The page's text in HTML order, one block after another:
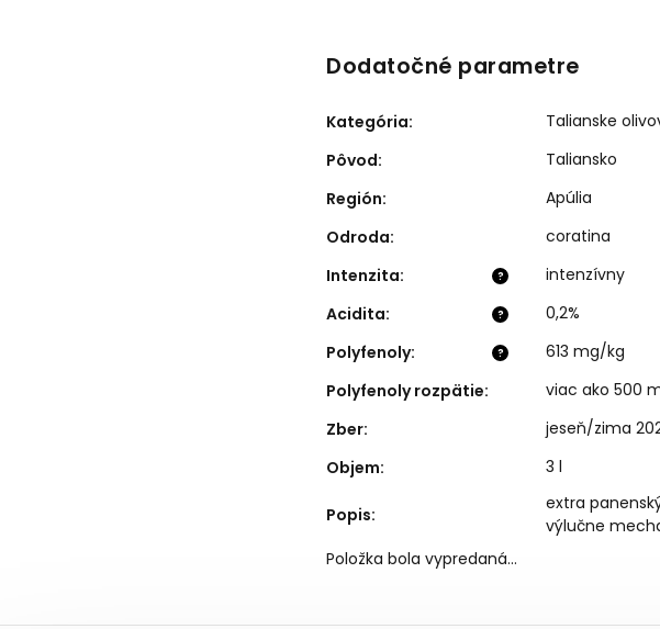
Dodatočné parametre
Kategória:
Talianske
Pôvod:
Taliansko
Región:
Apúlia
Odroda: coratina
?
Intenzita: intenzívny
?
Acidita: 0,2%
?
Polyfenoly:
613 mg/kg
Polyfenoly rozpätie:
viac ako 500
Zber:
jeseň/zima
Objem: 3 l
Popis:
extra
výlučne
Položka bola vypredaná…